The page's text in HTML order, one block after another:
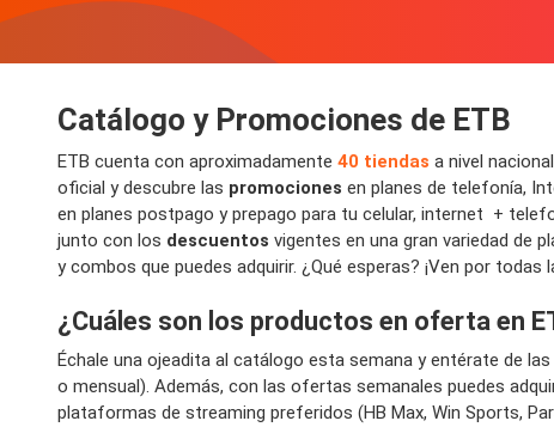
Catálogo y Promociones de ETB
ETB cuenta con aproximadamente 40 tiendas a nivel
oficial y descubre las promociones en planes de telefonía,
en planes postpago y prepago para tu celular, internet +
junto con los descuentos vigentes en una gran variedad de
y combos que puedes adquirir. ¿Qué esperas? ¡Ven por todas
¿Cuáles son los productos en oferta en
Échale una ojeadita al catálogo esta semana y entérate de
o mensual). Además, con las ofertas semanales puedes
plataformas de streaming preferidos (HB Max, Win Sports,